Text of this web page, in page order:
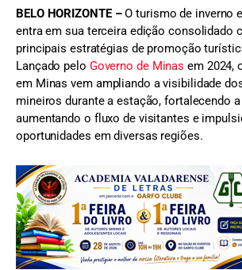
BELO HORIZONTE –O turismo de inverno
entra em sua terceira edição consolidado
principais estratégias de promoção
Lançado pelo Governo de Minas em 2024,
em Minas vem ampliando a visibilidade
mineiros durante a estação, fortalecendo
aumentando o fluxo de visitantes e
oportunidades em diversas regiões.